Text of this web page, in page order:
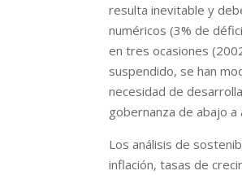
resulta inevitable y
numéricos (3% de
en tres ocasiones
suspendido, se han
necesidad de
gobernanza de abajo
Los análisis de
inflación, tasas de